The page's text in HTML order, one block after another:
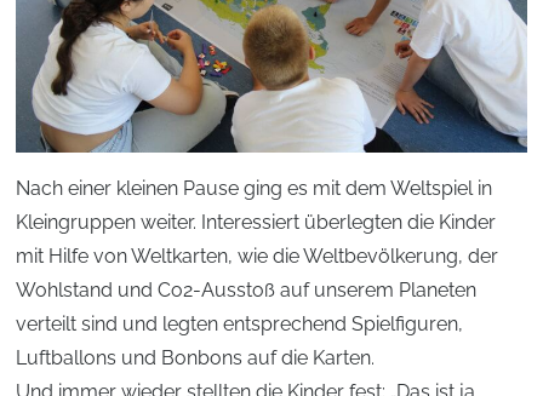
Nach einer kleinen Pause ging es mit dem Weltspiel in
Kleingruppen weiter. Interessiert überlegten die Kinder
mit Hilfe von Weltkarten, wie die Weltbevölkerung, der
Wohlstand und Co2-Ausstoß auf unserem Planeten
verteilt sind und legten entsprechend Spielfiguren,
Luftballons und Bonbons auf die Karten.